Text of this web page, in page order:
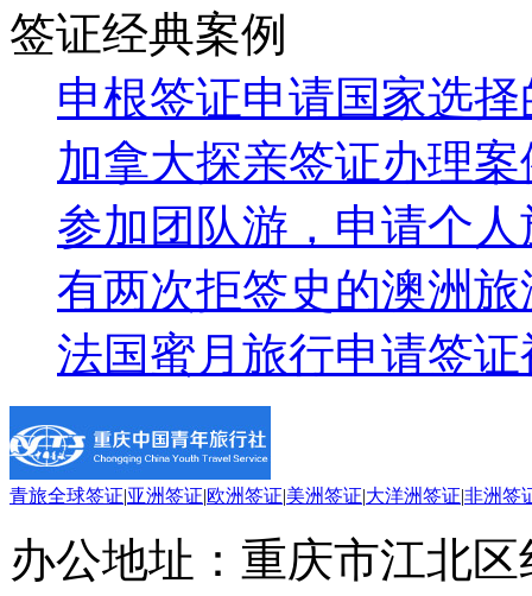
签证经典案例
申根签证申请国家选
加拿大探亲签证办理案
参加团队游，申请个
有两次拒签史的澳洲
法国蜜月旅行申请签
青旅全球签证|亚洲签证|欧洲签证|美洲签证|大洋洲签证|非洲签
办公地址：重庆市江北